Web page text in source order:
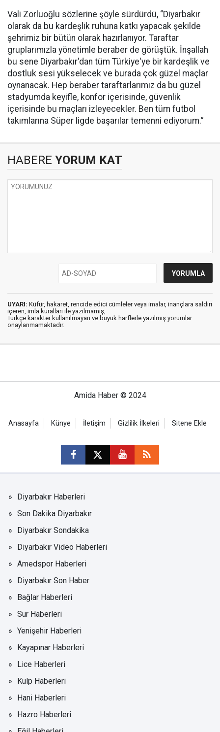
Vali Zorluoğlu sözlerine şöyle sürdürdü, “Diyarbakır
olarak da bu kardeşlik ruhuna katkı yapacak şekilde
şehrimiz bir bütün olarak hazırlanıyor. Taraftar
gruplarımızla yönetimle beraber de görüştük. İnşallah
bu sene Diyarbakır'dan tüm Türkiye'ye bir kardeşlik ve
dostluk sesi yükselecek ve burada çok güzel maçlar
oynanacak. Hep beraber taraftarlarımız da bu güzel
stadyumda keyifle, konfor içerisinde, güvenlik
içerisinde bu maçları izleyecekler. Ben tüm futbol
takımlarına Süper ligde başarılar temenni ediyorum.”
HABERE YORUM KAT
UYARI: Küfür, hakaret, rencide edici cümleler veya imalar, inançlara saldırı
içeren, imla kuralları ile yazılmamış,
Türkçe karakter kullanılmayan ve büyük harflerle yazılmış yorumlar
onaylanmamaktadır.
Amida Haber © 2024
Anasayfa Künye İletişim Gizlilik İlkeleri Sitene Ekle
Diyarbakır Haberleri
Son Dakika Diyarbakır
Diyarbakır Sondakika
Diyarbakır Video Haberleri
Amedspor Haberleri
Diyarbakır Son Haber
Bağlar Haberleri
Sur Haberleri
Yenişehir Haberleri
Kayapınar Haberleri
Lice Haberleri
Kulp Haberleri
Hani Haberleri
Hazro Haberleri